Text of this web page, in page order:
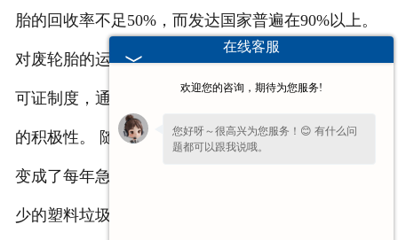
胎的回收率不足50%，而发达国家普遍在90%以上。
对废轮胎的运输、贮存、处理和再利用实行严格的许
可证制度，通过经济杠杆提高正规企业从事回收行业
的积极性。 随着越来越多的人选择买车，废旧轮胎
变成了每年急速增加的垃圾。而我们生活中本来就不
少的塑料垃圾需要我们去进行炼油的解决，所以为了
在线客服
欢迎您的咨询，期待为您服务!
您好呀～很高兴为您服务！😊 有什么问
题都可以跟我说哦。